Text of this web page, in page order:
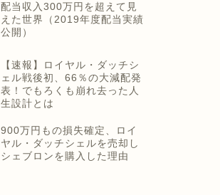
配当収入300万円を超えて見
えた世界（2019年度配当実績
公開）
【速報】ロイヤル・ダッチシ
ェル戦後初、66％の大減配発
表！でもろくも崩れ去った人
生設計とは
900万円もの損失確定、ロイ
ヤル・ダッチシェルを売却し
シェブロンを購入した理由